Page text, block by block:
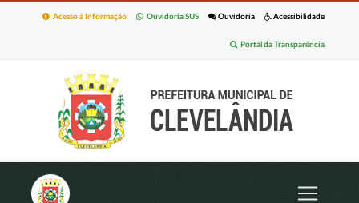
Acessibilidade
Ouvidoria
Ouvidoria SUS
Acesso à Informação
Portal da Transparência